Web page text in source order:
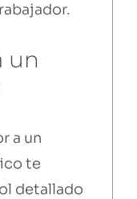
un
a un
te
detallado